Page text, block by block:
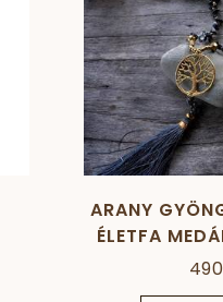
ARANY
ÉLETFA